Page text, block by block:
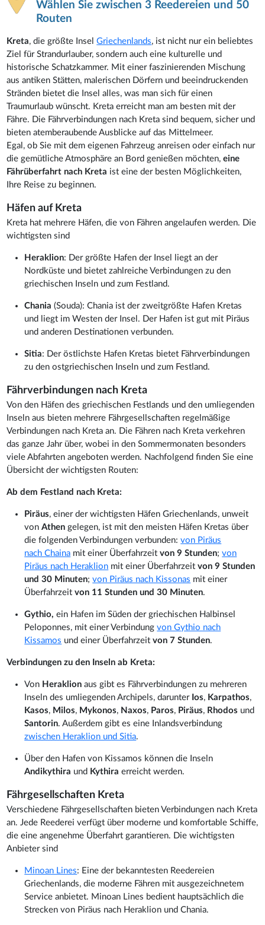
Wählen Sie zwischen 3 Reedereien und 50
Routen
Kreta, die größte InselGriechenlands, ist nicht nur ein beliebtes
Ziel für Strandurlauber, sondern auch eine kulturelle und
historische Schatzkammer. Mit einer faszinierenden Mischung
aus antiken Stätten, malerischen Dörfern und beeindruckenden
Stränden bietet die Insel alles, was man sich für einen
Traumurlaub wünscht. Kreta erreicht man am besten mit der
Fähre. Die Fährverbindungen nach Kreta sind bequem, sicher und
bieten atemberaubende Ausblicke auf das Mittelmeer.
Egal, ob Sie mit dem eigenen Fahrzeug anreisen oder einfach nur
die gemütliche Atmosphäre an Bord genießen möchten,eine
Fährüberfahrt nach Kreta ist eine der besten Möglichkeiten,
Ihre Reise zu beginnen.
Häfen auf Kreta
Kreta hat mehrere Häfen, die von Fähren angelaufen werden. Die
wichtigsten sind
Heraklion: Der größte Hafen der Insel liegt an der
Nordküste und bietet zahlreiche Verbindungen zu den
griechischen Inseln und zum Festland.
Chania (Souda): Chania ist der zweitgrößte Hafen Kretas
und liegt im Westen der Insel. Der Hafen ist gut mit Piräus
und anderen Destinationen verbunden.
Sitia: Der östlichste Hafen Kretas bietet Fährverbindungen
zu den ostgriechischen Inseln und zum Festland.
Fährverbindungen nach Kreta
Von den Häfen des griechischen Festlands und den umliegenden
Inseln aus bieten mehrere Fährgesellschaften regelmäßige
Verbindungen nach Kreta an. Die Fähren nach Kreta verkehren
das ganze Jahr über, wobei in den Sommermonaten besonders
viele Abfahrten angeboten werden. Nachfolgend finden Sie eine
Übersicht der wichtigsten Routen:
Ab dem Festland nach Kreta:
Piräus, einer der wichtigsten Häfen Griechenlands, unweit
vonAthengelegen, ist mit den meisten Häfen Kretas über
die folgenden Verbindungen verbunden:von Piräus
nach Chaina mit einer Überfahrzeitvon 9 Stunden;von
Piräus nach Heraklion mit einer Überfahrzeitvon 9 Stunden
und 30 Minuten;von Piräus nach Kissonas mit einer
Überfahrzeitvon 11 Stunden und 30 Minuten.
Gythio, ein Hafen im Süden der griechischen Halbinsel
Peloponnes, mit einer Verbindungvon Gythio nach
Kissamos und einer Überfahrzeitvon 7 Stunden.
Verbindungen zu den Inseln ab Kreta:
Von Heraklionaus gibt es Fährverbindungen zu mehreren
Inseln des umliegenden Archipels, darunter Ios, Karpathos,
Kasos, Milos, Mykonos, Naxos, Paros, Piräus, Rhodos und
Santorin. Außerdem gibt es eine Inlandsverbindung
zwischen Heraklion und Sitia.
Über den Hafen von Kissamos können die Inseln
Andikythira und Kythiraerreicht werden.
Fährgesellschaften Kreta
Verschiedene Fährgesellschaften bieten Verbindungen nach Kreta
an. Jede Reederei verfügt über moderne und komfortable Schiffe,
die eine angenehme Überfahrt garantieren. Die wichtigsten
Anbieter sind
Minoan Lines: Eine der bekanntesten Reedereien
Griechenlands, die moderne Fähren mit ausgezeichnetem
Service anbietet. Minoan Lines bedient hauptsächlich die
Strecken von Piräus nach Heraklion und Chania.